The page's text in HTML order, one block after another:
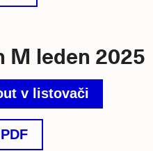
M leden 2025
v listovači